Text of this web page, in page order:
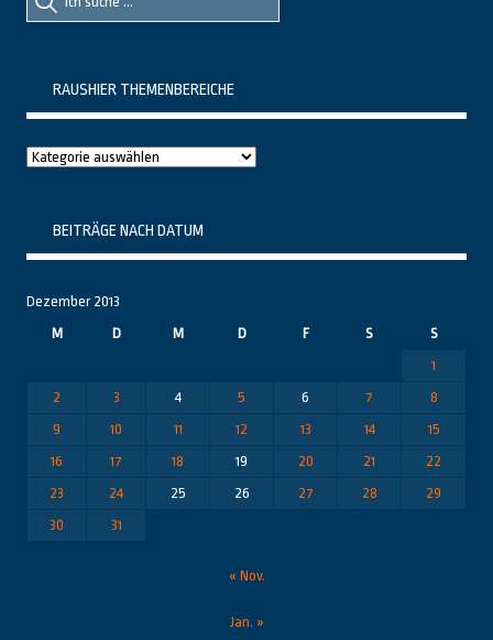
nach::
nach:
RAUSHIER THEMENBEREICHE
Raushier
BEITRÄGE NACH DATUM
Dezember 2013
M
D M D F S
S
1
2
3 4 5 6 7
8
9
10 11 12 13 14
15
16
17 18 19 20 21
22
23
24 25 26 27 28
29
30
31
« Nov.
Jan. »